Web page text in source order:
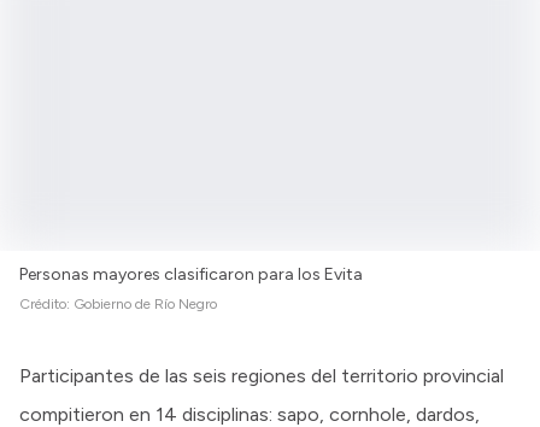
Personas mayores clasificaron para los Evita
Crédito: Gobierno de Río Negro
Participantes de las seis regiones del territorio provincial
compitieron en 14 disciplinas: sapo, cornhole, dardos,